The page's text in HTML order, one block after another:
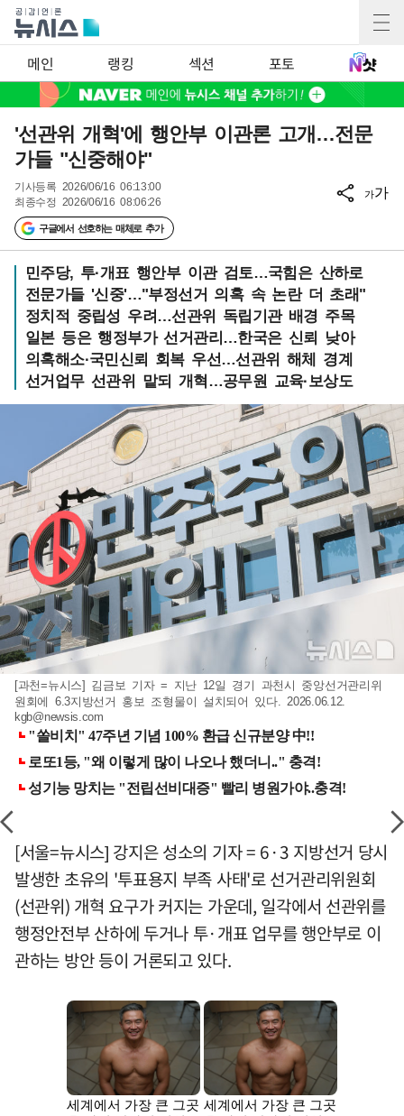
메인 랭킹 섹션 포토
'선관위 개혁'에 행안부 이관론 고개…전문
가들 "신중해야"
기사등록 2026/06/16 06:13:00
최종수정 2026/06/16 08:06:26
구글에서 선호하는 매체로 추가
가가
민주당, 투·개표 행안부 이관 검토…국힘은 산하로
전문가들 '신중'…"부정선거 의혹 속 논란 더 초래"
정치적 중립성 우려…선관위 독립기관 배경 주목
일본 등은 행정부가 선거관리…한국은 신뢰 낮아
의혹해소·국민신뢰 회복 우선…선관위 해체 경계
선거업무 선관위 맡되 개혁…공무원 교육·보상도
[과천=뉴시스] 김금보 기자 = 지난 12일 경기 과천시 중앙선거관리위
원회에 6.3지방선거 홍보 조형물이 설치되어 있다. 2026.06.12.
kgb@newsis.com
[서울=뉴시스] 강지은 성소의 기자 = 6·3 지방선거 당시
발생한 초유의 '투표용지 부족 사태'로 선거관리위원회
(선관위) 개혁 요구가 커지는 가운데, 일각에서 선관위를
행정안전부 산하에 두거나 투·개표 업무를 행안부로 이
관하는 방안 등이 거론되고 있다.